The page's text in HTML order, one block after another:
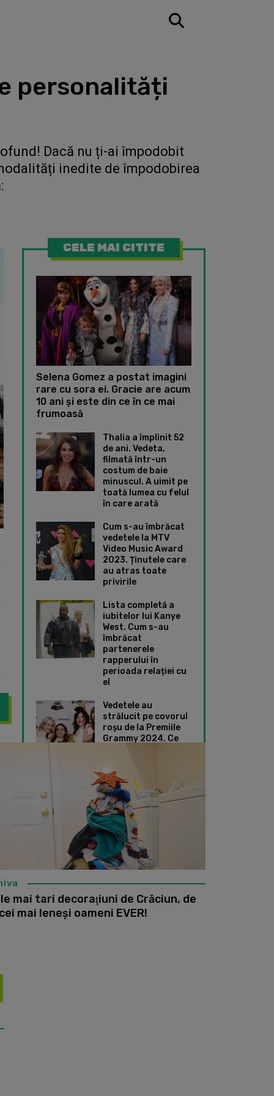
personalități
Dacă nu ți-ai împodobit
inedite de împodobirea
CELE MAI CITITE
Selena Gomez a postat imagini
rare cu sora ei. Gracie are acum
10 ani și este din ce în ce mai
frumoasă
Thalia a împlinit 52
de ani. Vedeta,
filmată într-un
costum de baie
minuscul. A uimit pe
toată lumea cu felul
în care arată
Cum s-au îmbrăcat
vedetele la MTV
Video Music Award
2023. Ținutele care
au atras toate
privirile
Lista completă a
iubitelor lui Kanye
West. Cum s-au
îmbrăcat
partenerele
rapperului în
perioada relației cu
el
Vedetele au
strălucit pe covorul
roșu de la Premiile
Grammy 2024. Ce
Dua Lipa
luat fața lui Dorian Popa! Cum arată bradul de Crăciun al lui
mai tari decoraţiuni de Crăciun, de
mai leneşi oameni EVER!